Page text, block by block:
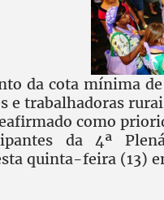
da cota mínima
e trabalhadoras
como
da 4ª
quinta-feira (13)